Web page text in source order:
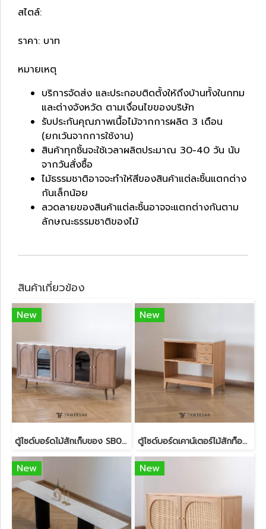
สไตล์:
ราคา: บาท
หมายเหตุ
บริการจัดส่ง และประกอบติดตั้งให้ถึงบ้านทั้งในกทม
และต่างจังหวัด ตามเงื่อนไขของบริษัท
รับประกันคุณภาพเนื้อไม้จากการผลิต 3 เดือน
(ยกเว้นจากการใช้งาน)
สินค้าทุกชิ้นจะใช้เวลาผลิตประมาณ 30-40 วัน นับ
จากวันสั่งซื้อ
ไม้ธรรมชาติอาจจะทำให้สีของสินค้าแต่ละชิ้นแตกต่าง
กันเล็กน้อย
ลวดลายของสินค้าแต่ละชิ้นอาจจะแตกต่างกันตาม
ลักษณะธรรมชาติของไม้
สินค้าเกี่ยวข้อง
New
ตู้ไซด์บอร์ดไม้สักเก็บของ SB067
New
ตู้ไซด์บอร์ดเคาน์เตอร์ไม้สักท็อปหินอ่อน SB063
New New